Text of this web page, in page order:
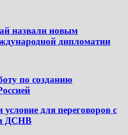
назвали новым
дипломатии
по созданию
для переговоров с
ДСНВ